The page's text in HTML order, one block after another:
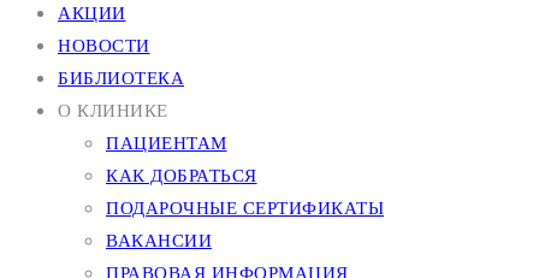
АКЦИИ
НОВОСТИ
БИБЛИОТЕКА
О КЛИНИКЕ
ПАЦИЕНТАМ
КАК ДОБРАТЬСЯ
ПОДАРОЧНЫЕ СЕРТИФИКАТЫ
ВАКАНСИИ
ПРАВОВАЯ ИНФОРМАЦИЯ